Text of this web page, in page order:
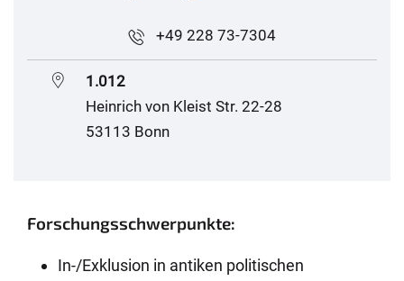
Forschungsschwerpunkte:
In-/Exklusion in antiken politischen
+49 228 73-7304
1.012
Heinrich von Kleist Str. 22-28
53113 Bonn